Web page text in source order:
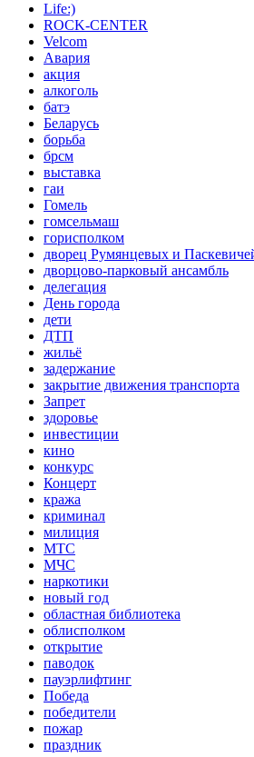
Life:)
ROCK-CENTER
Velcom
Авария
акция
алкоголь
батэ
Беларусь
борьба
брсм
выставка
гаи
Гомель
гомсельмаш
горисполком
дворец Румянцевых и
дворцово-парковый ансамбль
делегация
День города
дети
ДТП
жильё
задержание
закрытие движения транспорта
Запрет
здоровье
инвестиции
кино
конкурс
Концерт
кража
криминал
милиция
МТС
МЧС
наркотики
новый год
областная библиотека
облисполком
открытие
паводок
пауэрлифтинг
Победа
победители
пожар
праздник